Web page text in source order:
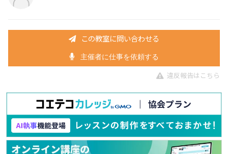
この教室に問い合わせる
主催者に仕事を依頼する
違反報告はこちら